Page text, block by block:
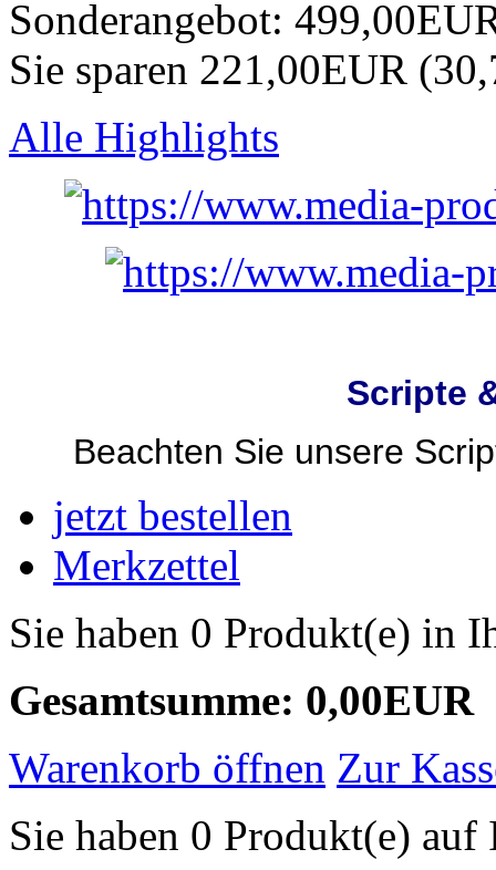
Sonderangebot:
Sie sparen 221,00EUR
Alle Highlights
Scripte
Beachten Sie unsere
jetzt bestellen
Merkzettel
Sie haben 0 Produkt(e) in
Gesamtsumme: 0,00EUR
Warenkorb öffnen Zur
Sie haben 0 Produkt(e)